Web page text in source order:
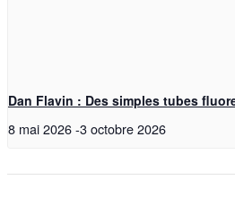
Dan Flavin : Des simples tubes
8 mai 2026-3 octobre 2026